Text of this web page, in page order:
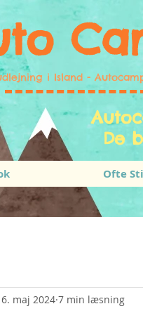
De
i Island -
maj 2024 7 min læsning
Ofte